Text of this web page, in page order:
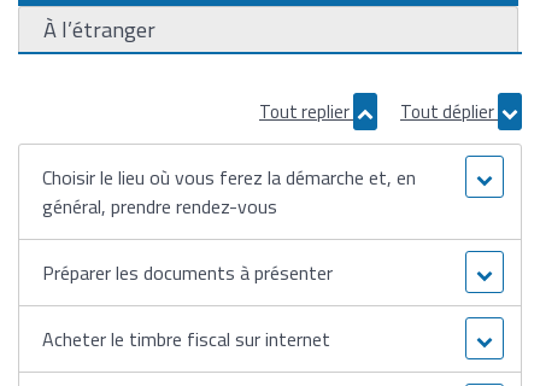
À l’étranger
Tout replier Tout déplier
Choisir le lieu où vous ferez la démarche et, en
général, prendre rendez-vous
Préparer les documents à présenter
Acheter le timbre fiscal sur internet